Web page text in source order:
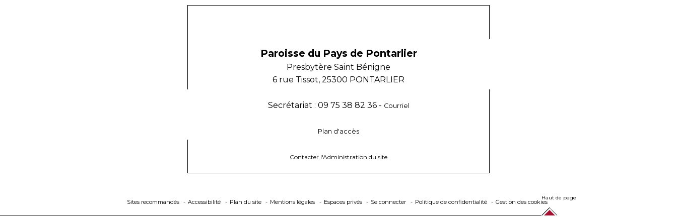
Paroisse du Pays de Pontarlier
Presbytère Saint Bénigne
6 rue Tissot, 25300 PONTARLIER
Secrétariat : 09 75 38 82 36 - Courriel
Plan d'accès
Contacter l'Administration du site
Sites recommandés Accessibilité Plan du site Mentions légales Espaces privés Se connecter Politique de confidentialité Gestion des cookies
Haut de page